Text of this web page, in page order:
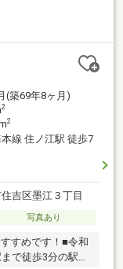
(築69年8ヶ月)
2
2
線 住ノ江駅 徒歩7
吉区墨江３丁目
写真あり
すめです！■令和
で徒歩3分の駅近